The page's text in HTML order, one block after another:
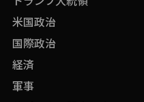
米国政治
国際政治
経済
軍事